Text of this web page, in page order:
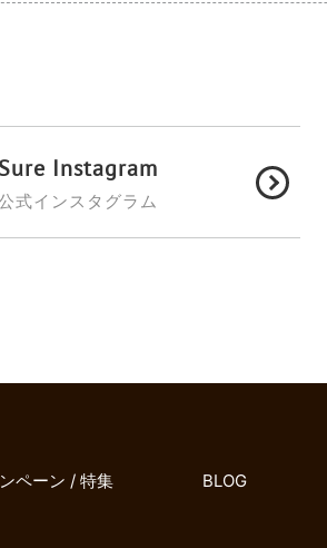
Sure Instagram
式インスタグラム
ペーン / 特集 BLOG